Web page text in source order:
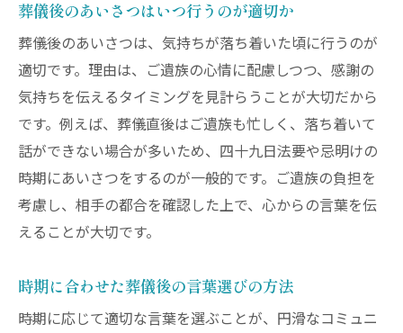
葬儀後のあいさつはいつ行うのが適切か
葬儀後のあいさつは、気持ちが落ち着いた頃に行うのが
適切です。理由は、ご遺族の心情に配慮しつつ、感謝の
気持ちを伝えるタイミングを見計らうことが大切だから
です。例えば、葬儀直後はご遺族も忙しく、落ち着いて
話ができない場合が多いため、四十九日法要や忌明けの
時期にあいさつをするのが一般的です。ご遺族の負担を
考慮し、相手の都合を確認した上で、心からの言葉を伝
えることが大切です。
時期に合わせた葬儀後の言葉選びの方法
時期に応じて適切な言葉を選ぶことが、円滑なコミュニ